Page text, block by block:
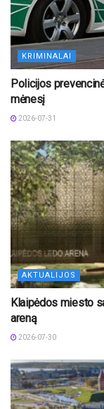
KRIMINALAI
Policijos
mėnesį
2026-07-31
AKTUALIJOS
Klaipėdos miesto
areną
2026-07-30